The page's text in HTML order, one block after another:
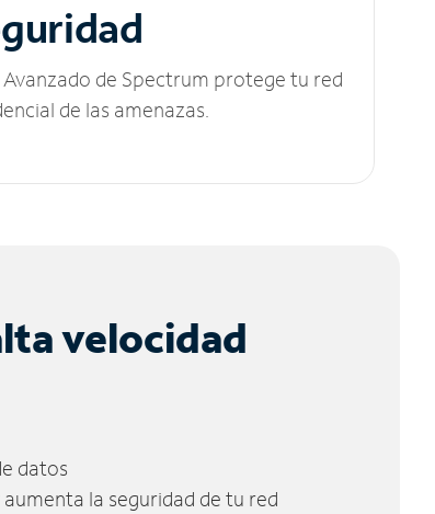
Avanzado de Spectrum protege tu red
de las amenazas.
velocidad
datos
la seguridad de tu red